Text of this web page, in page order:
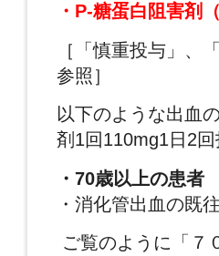
・P-糖蛋白阻害剤
［「慎重投与」、
参照］
以下のような出血
剤1回110mg1日2
・70歳以上の患者
・消化管出血の既
ご覧のように「７